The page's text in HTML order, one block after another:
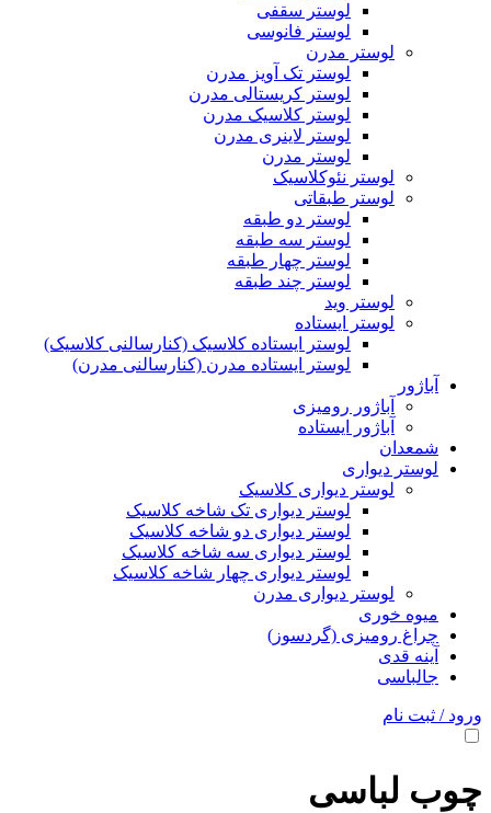
لوستر سقفی
لوستر فانوسی
لوستر مدرن
لوستر تک آویز مدرن
لوستر کریستالی مدرن
لوستر کلاسیک مدرن
لوستر لاینری مدرن
لوستر مدرن
لوستر نئوکلاسیک
لوستر طبقاتی
لوستر دو طبقه
لوستر سه طبقه
لوستر چهار طبقه
لوستر چند طبقه
لوستر وید
لوستر ایستاده
لوستر ایستاده کلاسیک (کنارسالنی کلاسیک)
لوستر ایستاده مدرن (کنارسالنی مدرن)
آباژور
آباژور رومیزی
آباژور ایستاده
شمعدان
لوستر دیواری
لوستر دیواری کلاسیک
لوستر دیواری تک شاخه کلاسیک
لوستر دیواری دو شاخه کلاسیک
لوستر دیواری سه شاخه کلاسیک
لوستر دیواری چهار شاخه کلاسیک
لوستر دیواری مدرن
میوه خوری
چراغ رومیزی (گردسوز)
آینه قدی
جالباسی
ورود / ثبت نام
چوب لباسی